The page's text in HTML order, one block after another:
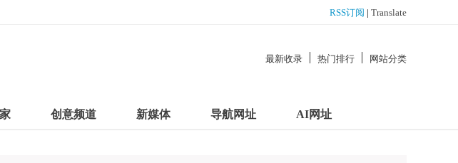
RSS订阅 | Translate
最新收录 热门排行 网站分类
创意频道 新媒体 导航网址 AI网址